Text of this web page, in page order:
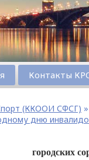
Контакты
(ККООИ СФСГ) »
дню
городских